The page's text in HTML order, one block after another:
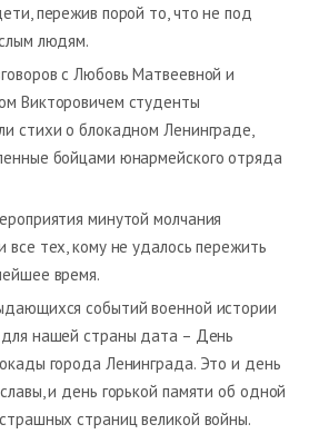
пережив порой то, что не под
людям.
с Любовь Матвеевной и
Викторовичем студенты
стихи о блокадном Ленинграде,
бойцами юнармейского отряда
минутой молчания
все тех, кому не удалось пережить
время.
событий военной истории
нашей страны дата – День
города Ленинграда. Это и день
и день горькой памяти об одной
страниц великой войны.